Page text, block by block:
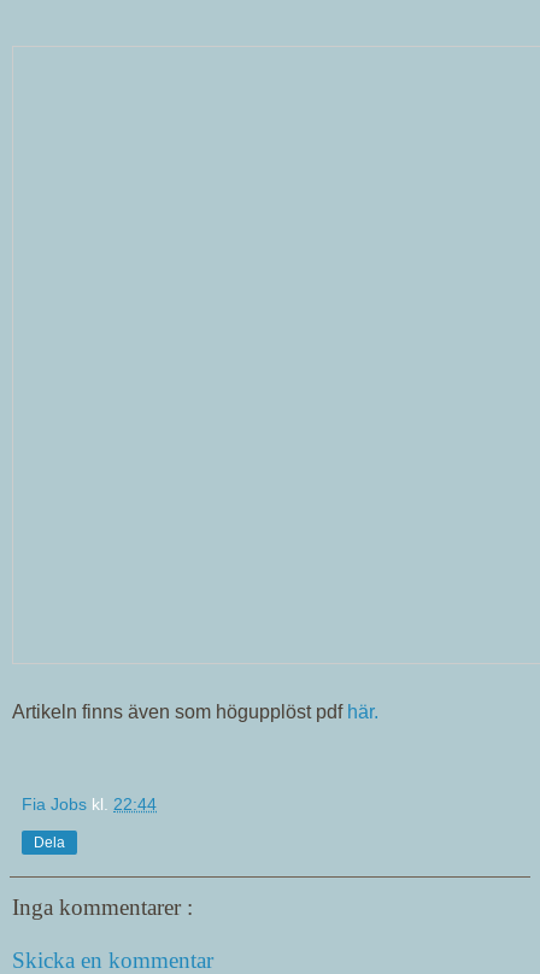
Artikeln finns även som högupplöst pdf här.
Fia Jobs kl. 22:44
Dela
Inga kommentarer :
Skicka en kommentar